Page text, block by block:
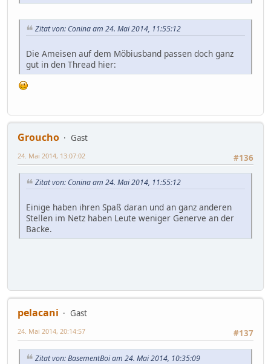
Zitat von: Conina am 24. Mai 2014, 11:55:12
Die Ameisen auf dem Möbiusband passen doch ganz
gut in den Thread hier:
Groucho
Gast
#136
24. Mai 2014, 13:07:02
Zitat von: Conina am 24. Mai 2014, 11:55:12
Einige haben ihren Spaß daran und an ganz anderen
Stellen im Netz haben Leute weniger Generve an der
Backe.
pelacani
Gast
#137
24. Mai 2014, 20:14:57
Zitat von: BasementBoi am 24. Mai 2014, 10:35:09